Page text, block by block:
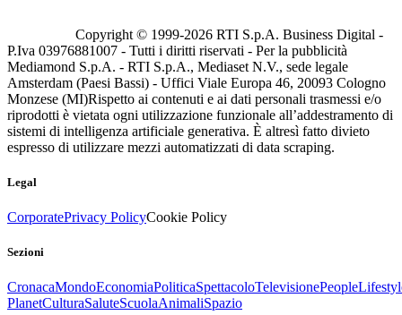
Copyright © 1999-2026 RTI S.p.A. Business Digital -
P.Iva 03976881007 - Tutti i diritti riservati - Per la pubblicità
Mediamond S.p.A. - RTI S.p.A., Mediaset N.V., sede legale
Amsterdam (Paesi Bassi) - Uffici Viale Europa 46, 20093 Cologno
Monzese (MI)Rispetto ai contenuti e ai dati personali trasmessi e/o
riprodotti è vietata ogni utilizzazione funzionale all’addestramento di
sistemi di intelligenza artificiale generativa. È altresì fatto divieto
espresso di utilizzare mezzi automatizzati di data scraping.
Legal
CorporatePrivacy PolicyCookie Policy
Sezioni
CronacaMondoEconomiaPoliticaSpettacoloTelevisionePeople
PlanetCulturaSaluteScuolaAnimaliSpazio